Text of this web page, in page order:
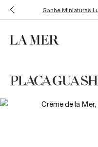
Ganhe Miniaturas
PLACA GUA